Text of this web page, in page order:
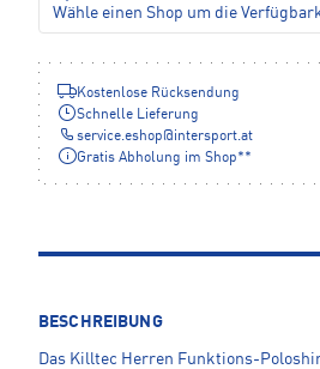
Wähle einen Shop um die
Kostenlose Rücksendung
Schnelle Lieferung
service.eshop@intersport.at
Gratis Abholung im Shop**
BESCHREIBUNG
Das Killtec Herren Funktions-